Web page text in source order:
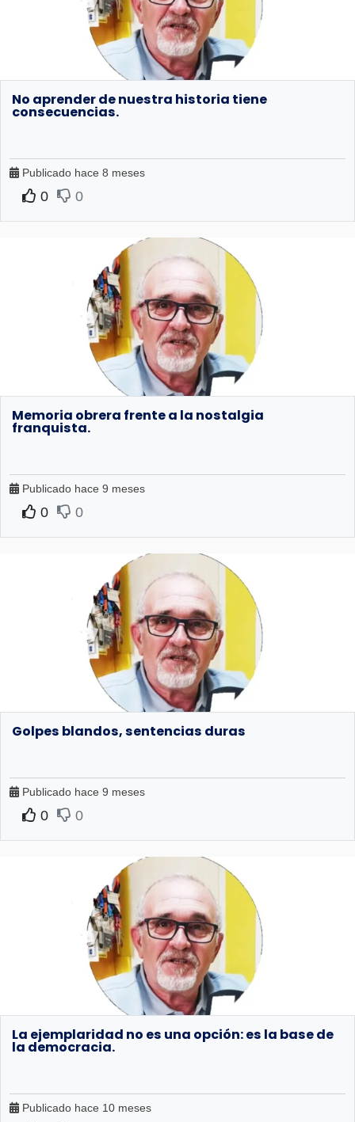
No aprender de nuestra historia tiene
consecuencias.
Publicado hace 8 meses
0 0
Memoria obrera frente a la nostalgia
franquista.
Publicado hace 9 meses
0 0
Golpes blandos, sentencias duras
Publicado hace 9 meses
0 0
La ejemplaridad no es una opción: es la base de
la democracia.
Publicado hace 10 meses